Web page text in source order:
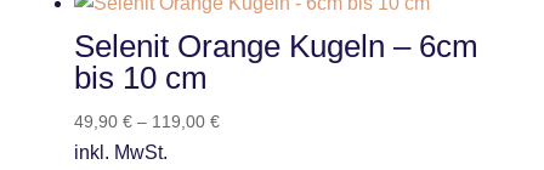
Selenit Orange Kugeln – 6cm
bis 10 cm
49,90 €– 119,00 €
inkl. MwSt.